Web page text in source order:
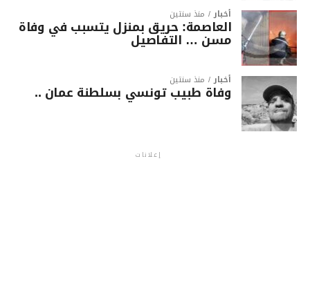
أخبار منذ سنتين
العاصمة: حريق بمنزل يتسبب في وفاة
مسن … التفاصيل
أخبار منذ سنتين
وفاة طبيب تونسي بسلطنة عمان ..
إعلانات